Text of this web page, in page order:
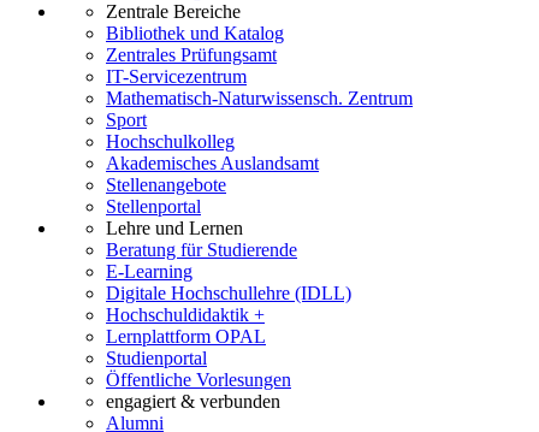
Zentrale Bereiche
Bibliothek und Katalog
Zentrales Prüfungsamt
IT-Servicezentrum
Mathematisch-Naturwissensch. Zentrum
Sport
Hochschulkolleg
Akademisches Auslandsamt
Stellenangebote
Stellenportal
Lehre und Lernen
Beratung für Studierende
E-Learning
Digitale Hochschullehre (IDLL)
Hochschuldidaktik +
Lernplattform OPAL
Studienportal
Öffentliche Vorlesungen
engagiert & verbunden
Alumni